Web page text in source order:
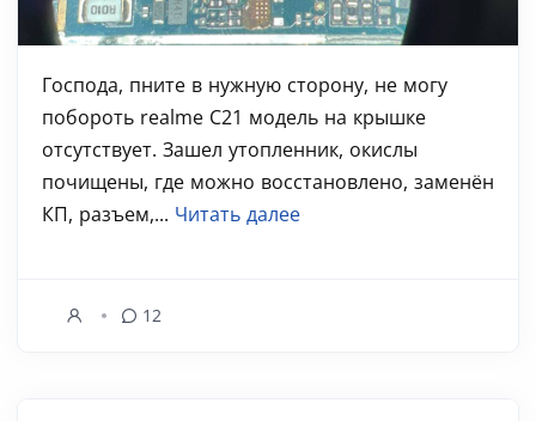
Господа, пните в нужную сторону, не могу
побороть realme C21 модель на крышке
отсутствует. Зашел утопленник, окислы
почищены, где можно восстановлено, заменён
КП, разъем,... Читать далее
12